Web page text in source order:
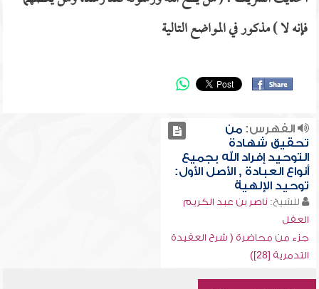
فإنه لا ) مذكور في المواضع التالية
الفهرس:من
تحقيق شهادة
التوحيد إفراد الله بجميع
أنواع العبادة , الأصل الأول:
توحيد الإلهية
للشيخ: ناصر بن عبد الكريم
العقل
جزء من محاضرة ( شرح العقيدة
التدمرية [28])